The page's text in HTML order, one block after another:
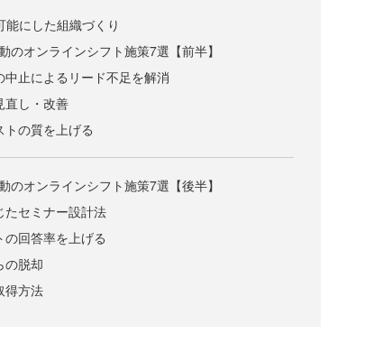
にした組織づくり
のオンラインシフト施策7選【前半】
止によるリード不足を解消
直し・改善
の質を上げる
のオンラインシフト施策7選【後半】
たセミナー設計法
回答率を上げる
の脱却
得方法